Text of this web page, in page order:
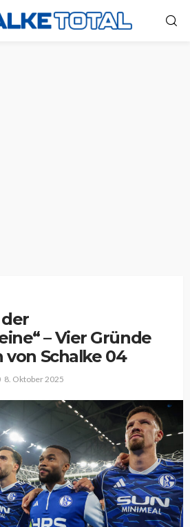
– Vier Gründe
von Schalke 04
8. Oktober 2025